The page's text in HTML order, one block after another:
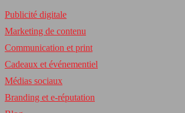
Publicité digitale
Marketing de contenu
Communication et print
Cadeaux et événementiel
Médias sociaux
Branding et e-réputation